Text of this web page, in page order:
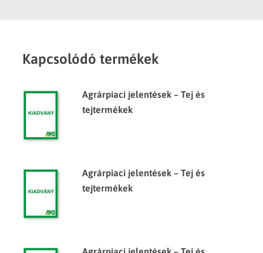
Kapcsolódó termékek
Agrárpiaci jelentések – Tej és
tejtermékek
Agrárpiaci jelentések – Tej és
tejtermékek